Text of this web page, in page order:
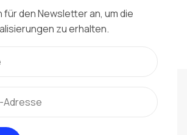
für den Newsletter an, um die
zu erhalten.